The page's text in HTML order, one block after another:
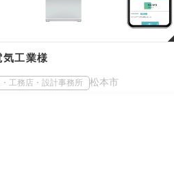
気工業様
工務店・設計事務所 松本市